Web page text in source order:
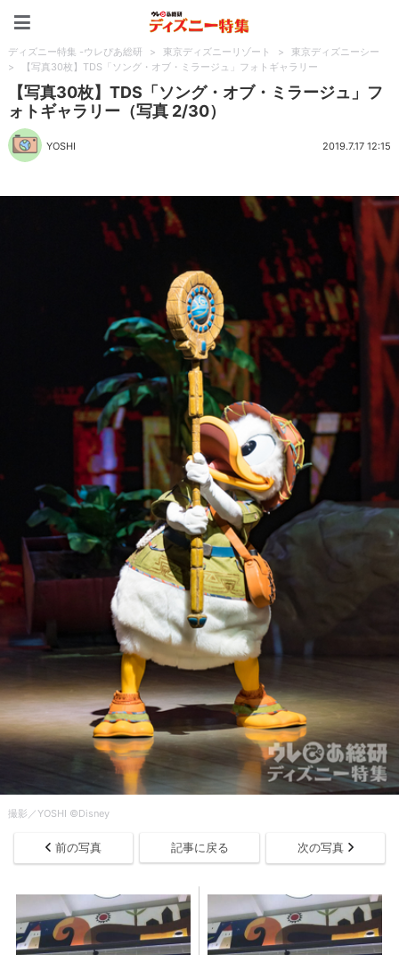
ディズニー特集 -ウレぴあ総研 > 東京ディズニーリゾート >
東京ディズニーシー
>
【写真30枚】TDS「ソング・オブ・ミラージュ」フォトギャラリー
【写真30枚】TDS「ソング・オブ・ミラージュ」フ
ォトギャラリー（写真 2/30）
YOSHI 2019.7.17 12:15
撮影／YOSHI ©Disney
前の写真 記事に戻る 次の写真